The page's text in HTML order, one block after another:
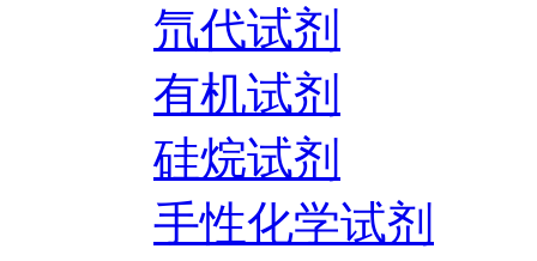
氘代试剂
有机试剂
硅烷试剂
手性化学试剂